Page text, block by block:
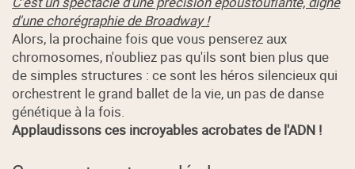
d'une chorégraphie de Broadway !
Alors, la prochaine fois que vous penserez aux
chromosomes, n'oubliez pas qu'ils sont bien plus que
de simples structures : ce sont les héros silencieux qui
orchestrent le grand ballet de la vie, un pas de danse
génétique à la fois.
Applaudissons ces incroyables acrobates de l'ADN !